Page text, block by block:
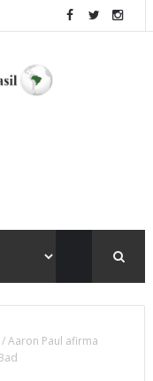
/Aaron Paul afirma